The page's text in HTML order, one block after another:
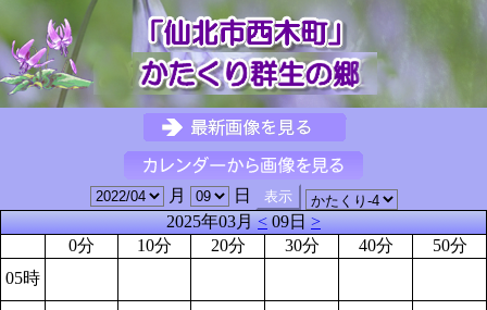
月
日
2025年03月<09日>
0分
10分 20分 30分 40分
50分
05時